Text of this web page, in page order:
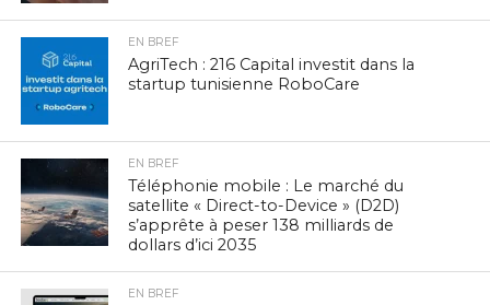
EN BREF
AgriTech : 216 Capital investit dans la
startup tunisienne RoboCare
EN BREF
Téléphonie mobile : Le marché du
satellite « Direct-to-Device » (D2D)
s’apprête à peser 138 milliards de
dollars d’ici 2035
EN BREF